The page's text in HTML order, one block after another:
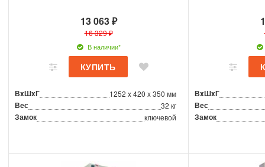
13 063 ₽
16 329 ₽
В наличии*
ВxШxГ 1252 x 420 x 350 мм
Вес 32 кг
Замок ключевой
ВxШxГ
Вес
Замок